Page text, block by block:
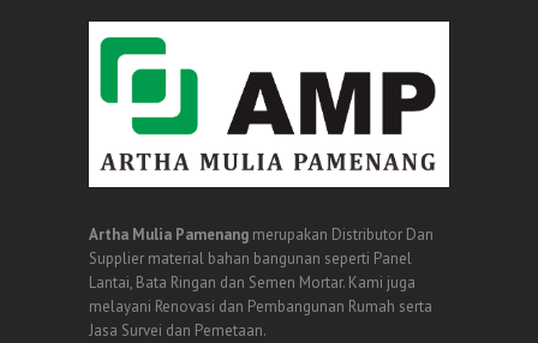
Artha Mulia Pamenang merupakan Distributor Dan
Supplier material bahan bangunan seperti Panel
Lantai, Bata Ringan dan Semen Mortar. Kami juga
melayani Renovasi dan Pembangunan Rumah serta
Jasa Survei dan Pemetaan.